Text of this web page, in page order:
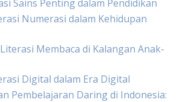
Sains Penting dalam Pendidikan
Numerasi dalam Kehidupan
Membaca di Kalangan Anak-
Digital dalam Era Digital
Pembelajaran Daring di Indonesia: